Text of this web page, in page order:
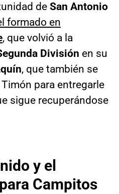
de San Antonio
formado en
, que volvió a la
División en su
, que también se
para entregarle
sigue recuperándose
y el
Campitos